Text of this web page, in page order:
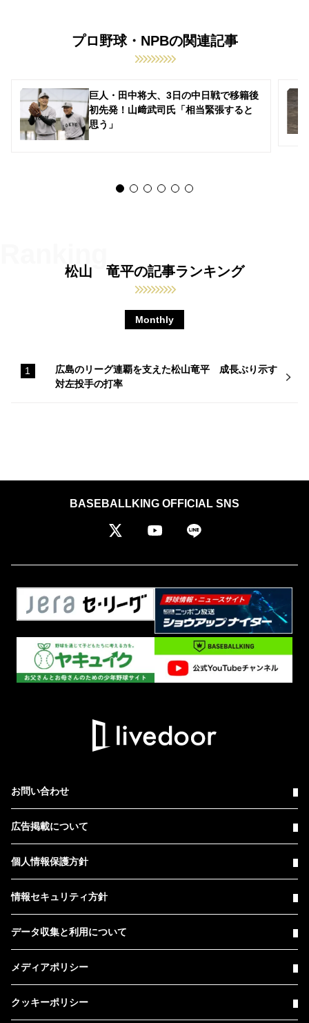
プロ野球・NPBの関連記事
巨人・田中将大、3日の中日戦で移籍後
初先発！山﨑武司氏「相当緊張すると
思う」
松山 竜平の記事ランキング
Monthly
広島のリーグ連覇を支えた松山竜平 成長ぶり示す
対左投手の打率
BASEBALLKING OFFICIAL SNS
お問い合わせ
広告掲載について
個人情報保護方針
情報セキュリティ方針
データ収集と利用について
メディアポリシー
クッキーポリシー